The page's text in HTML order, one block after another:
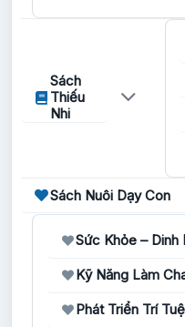
Sách
Thiếu
Nhi
Sách Nuôi Dạy Con
Sức Khỏe – Dinh
Kỹ Năng Làm
Phát Triển Trí